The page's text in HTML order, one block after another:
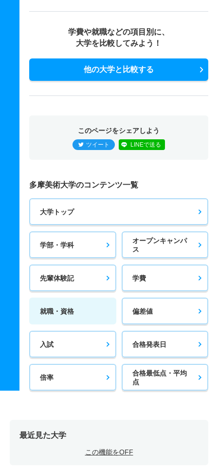
学費や就職などの項目別に、
大学を比較してみよう！
他の大学と比較する
このページをシェアしよう
ツイート LINEで送る
多摩美術大学のコンテンツ一覧
大学トップ
学部・学科
オープンキャンパ
ス
先輩体験記 学費
就職・資格 偏差値
入試 合格発表日
倍率
合格最低点・平均
点
最近見た大学
この機能をOFF